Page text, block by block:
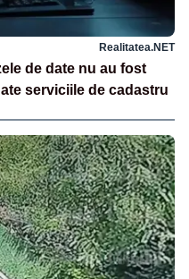
Realitatea.NET
de date nu au fost
serviciile de cadastru